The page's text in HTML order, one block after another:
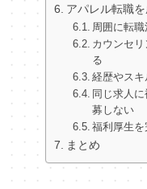
アパレル転職
周囲に転
カウンセ
る
経歴やス
同じ求人
募しない
福利厚生
まとめ